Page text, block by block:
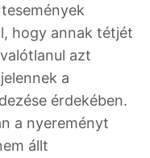
hogy annak tétjét
azt
a
érdekében.
a nyereményt
állt